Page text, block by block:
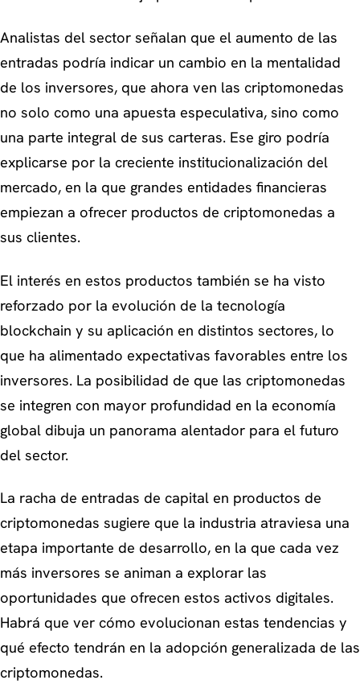
Analistas del sector señalan que el aumento de las
entradas podría indicar un cambio en la mentalidad
de los inversores, que ahora ven las criptomonedas
no solo como una apuesta especulativa, sino como
una parte integral de sus carteras. Ese giro podría
explicarse por la creciente institucionalización del
mercado, en la que grandes entidades financieras
empiezan a ofrecer productos de criptomonedas a
sus clientes.
El interés en estos productos también se ha visto
reforzado por la evolución de la tecnología
blockchain y su aplicación en distintos sectores, lo
que ha alimentado expectativas favorables entre los
inversores. La posibilidad de que las criptomonedas
se integren con mayor profundidad en la economía
global dibuja un panorama alentador para el futuro
del sector.
La racha de entradas de capital en productos de
criptomonedas sugiere que la industria atraviesa una
etapa importante de desarrollo, en la que cada vez
más inversores se animan a explorar las
oportunidades que ofrecen estos activos digitales.
Habrá que ver cómo evolucionan estas tendencias y
qué efecto tendrán en la adopción generalizada de las
criptomonedas.